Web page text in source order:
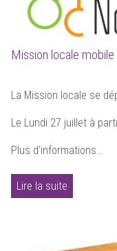
Mission locale mobile
La Mission locale se
Le Lundi 27 juillet à
Plus d'informations..
Lire la suite